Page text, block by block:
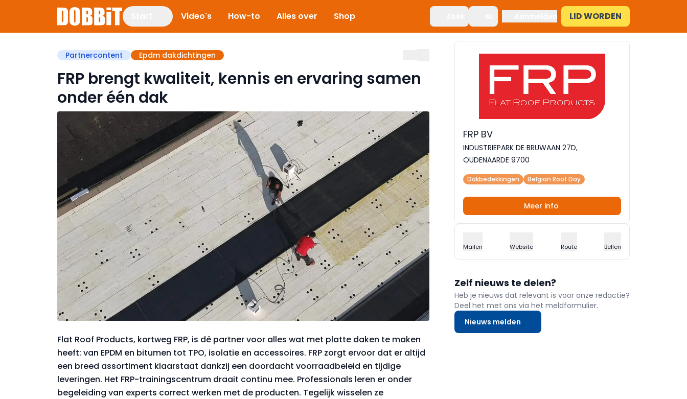
Video's How-to Alles over Shop LID WORDEN
Partnercontent Epdm dakdichtingen
FRP brengt kwaliteit, kennis en ervaring samen
onder één dak
Flat Roof Products, kortweg FRP, is dé partner voor alles wat met platte daken te maken
heeft: van EPDM en bitumen tot TPO, isolatie en accessoires. FRP zorgt ervoor dat er altijd
een breed assortiment klaarstaat dankzij een doordacht voorraadbeleid en tijdige
leveringen. Het FRP-trainingscentrum draait continu mee. Professionals leren er onder
begeleiding van experts correct werken met de producten. Tegelijk wisselen ze
FRP BV
INDUSTRIEPARK DE BRUWAAN 27D,
OUDENAARDE 9700
Dakbedekkingen Belgian Roof Day
Meer info
Mailen Website Route Bellen
Zelf nieuws te delen?
Heb je nieuws dat relevant is voor onze redactie?
Deel het met ons via het meldformulier.
Nieuws melden